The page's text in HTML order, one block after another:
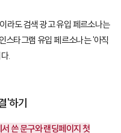
라도 검색 광고 유입 페르소나는
스타그램 유입 페르소나는 '아직
.
'하기
쓴 문구와 랜딩페이지 첫